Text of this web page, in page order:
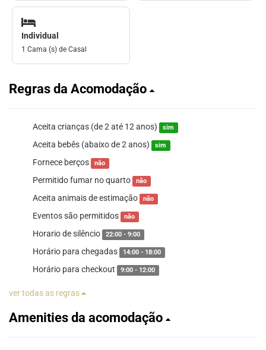
Individual
1 Cama (s) de Casal
Regras da Acomodação
Aceita crianças (de 2 até 12 anos) sim
Aceita bebês (abaixo de 2 anos) sim
Fornece berços não
Permitido fumar no quarto não
Aceita animais de estimação não
Eventos são permitidos não
Horario de silêncio 22:00 - 9:00
Horário para chegadas 14:00 - 18:00
Horário para checkout 9:00 - 12:00
ver todas as regras
Amenities da acomodação